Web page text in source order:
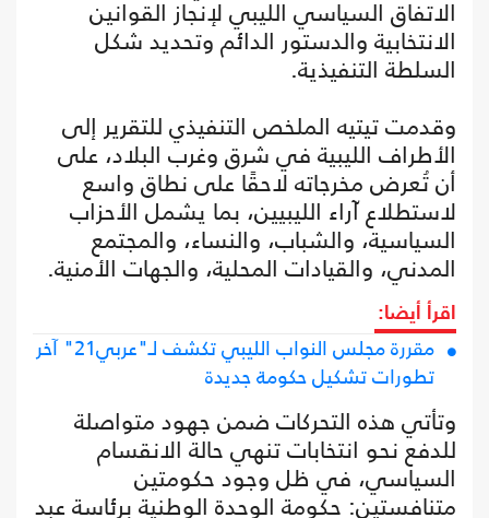
الاتفاق السياسي الليبي لإنجاز القوانين
الانتخابية والدستور الدائم وتحديد شكل
السلطة التنفيذية.
وقدمت تيتيه الملخص التنفيذي للتقرير إلى
الأطراف الليبية في شرق وغرب البلاد، على
أن تُعرض مخرجاته لاحقًا على نطاق واسع
لاستطلاع آراء الليبيين، بما يشمل الأحزاب
السياسية، والشباب، والنساء، والمجتمع
المدني، والقيادات المحلية، والجهات الأمنية.
اقرأ أيضا:
مقررة مجلس النواب الليبي تكشف لـ"عربي21" آخر
تطورات تشكيل حكومة جديدة
وتأتي هذه التحركات ضمن جهود متواصلة
للدفع نحو انتخابات تنهي حالة الانقسام
السياسي، في ظل وجود حكومتين
متنافستين: حكومة الوحدة الوطنية برئاسة عبد